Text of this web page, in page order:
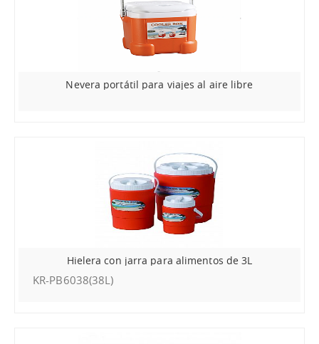
Nevera portátil para viajes al aire libre
Hielera con jarra para alimentos de 3L
KR-PB6038(38L)